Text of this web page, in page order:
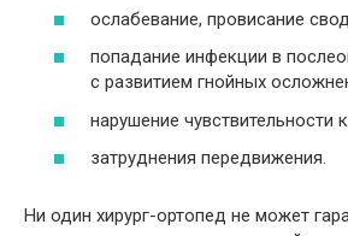
ослабевание, провисание
попадание инфекции в
с развитием гнойных
нарушение чувствительности
затруднения передвижения.
Ни один хирург-ортопед не может